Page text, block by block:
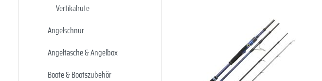
Vertikalrute
Angelschnur
Angeltasche & Angelbox
Boote & Bootszubehör